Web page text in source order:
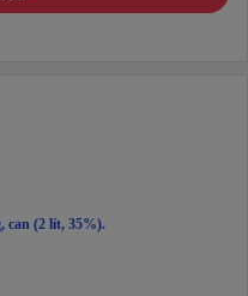
can (2 lít, 35%).